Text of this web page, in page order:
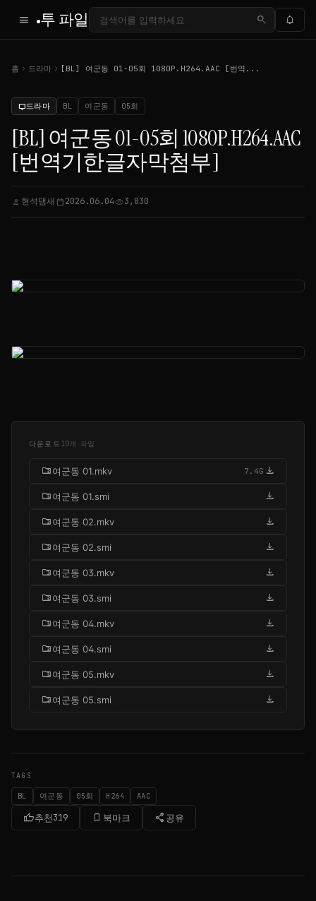
menu 투 파일 search notifications
홈 chevron_right 드라마 chevron_right [BL] 여군동 01-05회 1080P.H264.AAC [번역...
tv드라마 BL 여군동 05회
[BL] 여군동 01-05회 1080P.H264.AAC
[번역기한글자막첨부]
person 현석댐새 calendar_today2026.06.04visibility3,830
다운로드 10개 파일
folder_zip여군동 01.mkv 7.4G download
folder_zip여군동 01.smi
download
folder_zip여군동 02.mkv
download
folder_zip여군동 02.smi
download
folder_zip여군동 03.mkv
download
folder_zip여군동 03.smi
download
folder_zip여군동 04.mkv
download
folder_zip여군동 04.smi
download
folder_zip여군동 05.mkv
download
folder_zip여군동 05.smi download
TAGS
BL 여군동 05회 H264 AAC
thumb_up추천319 bookmark_border 북마크 share 공유